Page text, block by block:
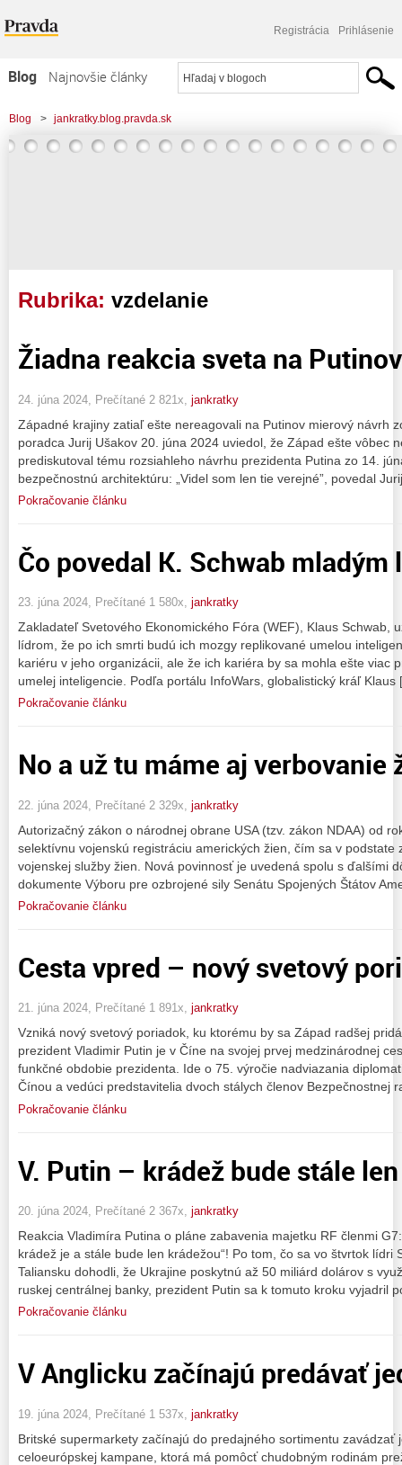
Registrácia Prihlásenie
Blog
Najnovšie články
Najčítanejšie články
Najkomentovanejšie články
Blog > jankratky.blog.pravda.sk
Rubrika: vzdelanie
Žiadna reakcia sveta na
24. júna 2024, Prečítané 2 821x, jankratky
Západné krajiny zatiaľ ešte nereagovali na Putinov mierový návrh
poradca Jurij Ušakov 20. júna 2024 uviedol, že Západ ešte vôbec
prediskutoval tému rozsiahleho návrhu prezidenta Putina zo 14.
bezpečnostnú architektúru: „Videl som len tie verejné”, povedal
Pokračovanie článku
Čo povedal K. Schwab mladým
23. júna 2024, Prečítané 1 580x, jankratky
Zakladateľ Svetového Ekonomického Fóra (WEF), Klaus Schwab,
lídrom, že po ich smrti budú ich mozgy replikované umelou
kariéru v jeho organizácii, ale že ich kariéra by sa mohla ešte viac
umelej inteligencie. Podľa portálu InfoWars, globalistický kráľ
Pokračovanie článku
No a už tu máme aj verbovanie
22. júna 2024, Prečítané 2 329x, jankratky
Autorizačný zákon o národnej obrane USA (tzv. zákon NDAA) od
selektívnu vojenskú registráciu amerických žien, čím sa v podstate
vojenskej služby žien. Nová povinnosť je uvedená spolu s ďalšími
dokumente Výboru pre ozbrojené sily Senátu Spojených Štátov
Pokračovanie článku
Cesta vpred – nový svetový
21. júna 2024, Prečítané 1 891x, jankratky
Vzniká nový svetový poriadok, ku ktorému by sa Západ radšej
prezident Vladimir Putin je v Číne na svojej prvej medzinárodnej
funkčné obdobie prezidenta. Ide o 75. výročie nadviazania
Čínou a vedúci predstavitelia dvoch stálych členov Bezpečnostnej
Pokračovanie článku
V. Putin – krádež bude stále
20. júna 2024, Prečítané 2 367x, jankratky
Reakcia Vladimíra Putina o pláne zabavenia majetku RF členmi
krádež je a stále bude len krádežou“! Po tom, čo sa vo štvrtok lídri
Taliansku dohodli, že Ukrajine poskytnú až 50 miliárd dolárov s
ruskej centrálnej banky, prezident Putin sa k tomuto kroku vyjadril
Pokračovanie článku
V Anglicku začínajú predávať
19. júna 2024, Prečítané 1 537x, jankratky
Britské supermarkety začínajú do predajného sortimentu zavádzať
celoeurópskej kampane, ktorá má pomôcť chudobným rodinám